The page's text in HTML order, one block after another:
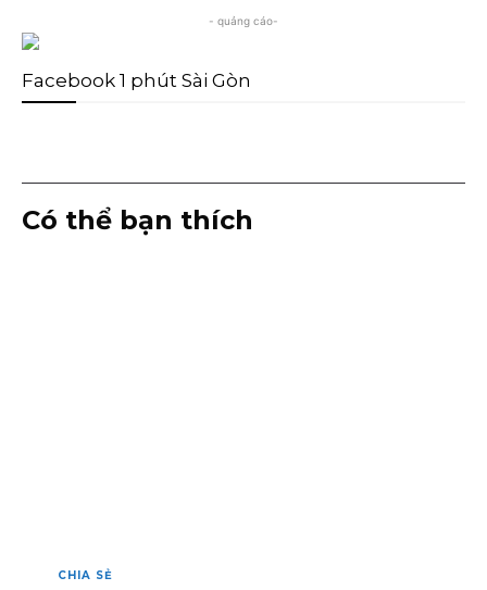
- quảng cáo-
Facebook 1 phút Sài Gòn
Có thể bạn thích
CHIA SẺ